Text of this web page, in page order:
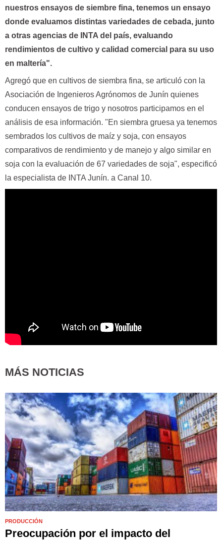
nuestros ensayos de siembre fina, tenemos un ensayo
donde evaluamos distintas variedades de cebada, junto
a otras agencias de INTA del país, evaluando
rendimientos de cultivo y calidad comercial para su uso
en maltería".
Agregó que en cultivos de siembra fina, se articuló con la
Asociación de Ingenieros Agrónomos de Junín quienes
conducen ensayos de trigo y nosotros participamos en el
análisis de esa información. "En siembra gruesa ya tenemos
sembrados los cultivos de maíz y soja, con ensayos
comparativos de rendimiento y de manejo y algo similar en
soja con la evaluación de 67 variedades de soja", especificó
la especialista de INTA Junín. a Canal 10.
MÁS NOTICIAS
PRODUCCIÓN
Preocupación por el impacto del